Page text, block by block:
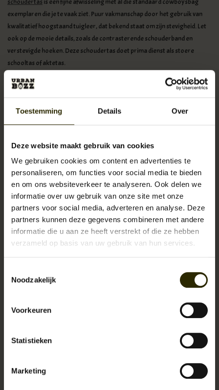
Toestemming Details Over
Deze website maakt gebruik van cookies
We gebruiken cookies om content en advertenties te
personaliseren, om functies voor social media te bieden
en om ons websiteverkeer te analyseren. Ook delen we
informatie over uw gebruik van onze site met onze
partners voor social media, adverteren en analyse. Deze
partners kunnen deze gegevens combineren met andere
informatie die u aan ze heeft verstrekt of die ze hebben
verzameld op basis van uw gebruik van hun services.
Noodzakelijk
Voorkeuren
Statistieken
Marketing
exemplaren die je te vaak ziet. Puur vakmanschap door het gebruik van
kwalitatief hoogstaand tuigleer, dat bekend staat om zijn stevigheid. Let
ook op de mooie details, zoals de contrasterende schouderband en
verstevigde hoeken. Deze schoudertas doet prima dienst als stoere
schooltas of aktetas.
Compacte Ben is voorzien van een hoofdvak dat groot genoeg is om A4-
documenten of een tablet tot 9,7 inch in mee te nemen. Daarnaast zorgen
stevige jeansvoering draagt bij aan het stoere uiterlijk van deze
schouderband zorgt voor draagcomfort en is lang genoeg om Ben ook
Specificaties:
B27 x H29 x D7 cm
Hoofdvak, 2 steekvakken, ruimte voor Ipad.
Luxe ruige jeans voering.
Quick-lock sluiting.
Tas uit de Biker-Bag-Collectie .
leer. Dit geeft de tassen een klassieke en mooie uitstraling. De
Arpello ontwerpers zijn experts als het gaat om leer in combi met